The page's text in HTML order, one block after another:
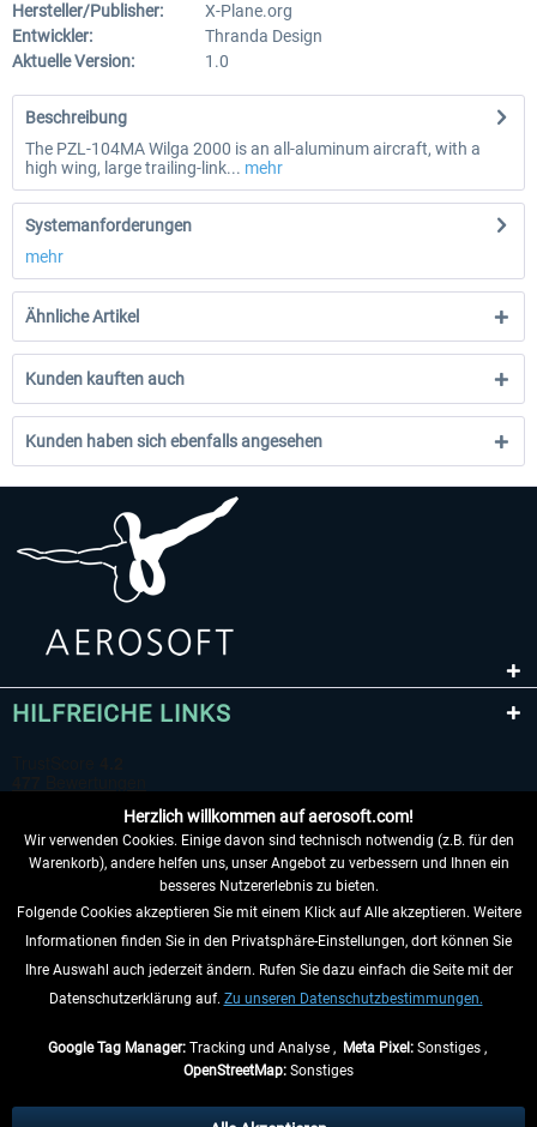
Hersteller/Publisher:
X-Plane.org
Entwickler:
Thranda Design
Aktuelle Version:
1.0
Beschreibung
The PZL-104MA Wilga 2000 is an all-aluminum aircraft, with a
high wing, large trailing-link... mehr
Systemanforderungen
mehr
Ähnliche Artikel
Kunden kauften auch
Kunden haben sich ebenfalls angesehen
HILFREICHE LINKS
VERTRAG WIDERRUFEN
INFORMATIONEN
Herzlich willkommen auf aerosoft.com!
Wir verwenden Cookies. Einige davon sind technisch notwendig (z.B. für den
Warenkorb), andere helfen uns, unser Angebot zu verbessern und Ihnen ein
besseres Nutzererlebnis zu bieten.
Folgende Cookies akzeptieren Sie mit einem Klick auf Alle akzeptieren. Weitere
Informationen finden Sie in den Privatsphäre-Einstellungen, dort können Sie
Ihre Auswahl auch jederzeit ändern. Rufen Sie dazu einfach die Seite mit der
Datenschutzerklärung auf. Zu unseren Datenschutzbestimmungen.
Google Tag Manager:Tracking und Analyse , Meta Pixel:Sonstiges ,
OpenStreetMap: Sonstiges